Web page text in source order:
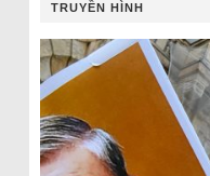
TRUYỀN HÌNH